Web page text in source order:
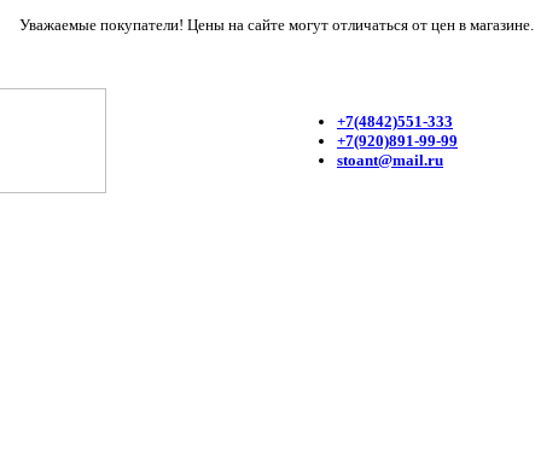
Уважаемые покупатели! Цены на сайте могут отличаться от цен в магазине.
+7(4842)551-333
+7(920)891-99-99
stoant@mail.ru